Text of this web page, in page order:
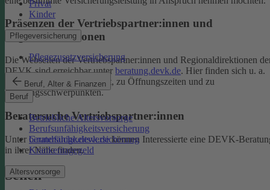
Privat
Kinder
Pflegeversicherung
Pflegezusatzversicherung
Beruf, Alter & Finanzen
Beruf
Betriebliche Altersvorsorge
Berufsunfähigkeitsversicherung
Grundfähigkeitsversicherung
Krankentagegeld
Altersvorsorge
Präsenzen der Vertriebspartner:innen und
Regionaldirektionen
Die Webseiten der Vertriebspartner:innen und Regionaldirektionen
DEVK sind erreichbar unter beratung.devk.de. Hier finden sich u. a.
Informationen zum Standort, zu Öffnungszeiten und zu
Beratungsschwerpunkten.
Beratersuche Vertriebspartner:innen
Unter beratersuche.devk.dekönnen Interessierte eine DEVK-
in ihrer Nähe finden.
Sehen